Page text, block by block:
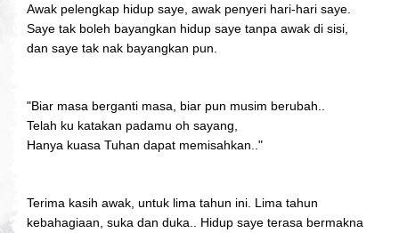
Awak pelengkap hidup saye, awak penyeri hari-hari saye.
Saye tak boleh bayangkan hidup saye tanpa awak di sisi,
dan saye tak nak bayangkan pun.
"Biar masa berganti masa, biar pun musim berubah..
Telah ku katakan padamu oh sayang,
Hanya kuasa Tuhan dapat memisahkan.."
Terima kasih awak, untuk lima tahun ini. Lima tahun
kebahagiaan, suka dan duka.. Hidup saye terasa bermakna